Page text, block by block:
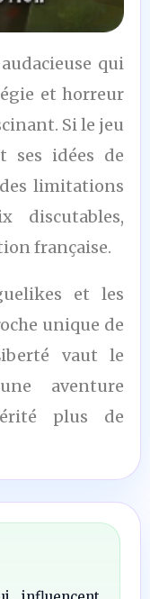
qui
et horreur
Si le jeu
ses idées de
limitations
discutables,
française.
et les
unique de
vaut le
aventure
plus de